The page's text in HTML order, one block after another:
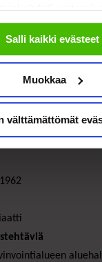
voit
Salli kaikki evästeet
Muokkaa
välttämättömät
ja
voidaan tukea
ja